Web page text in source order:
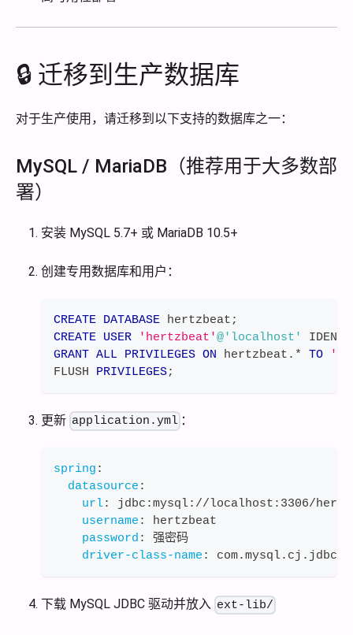
🔒 迁移到生产数据库
对于生产使用，请迁移到以下支持的数据库之一：
MySQL / MariaDB（推荐用于大多数部
署）
安装 MySQL 5.7+ 或 MariaDB 10.5+
创建专用数据库和用户：
CREATE DATABASE hertzbeat ;
CREATE USER 'hertzbeat'@'localhost'
GRANT ALL PRIVILEGES ON hertzbeat . * TO
FLUSH PRIVILEGES;
更新 application.yml ：
spring :
datasource :
url: jdbc :mysql: //localhost : 3306/
username :
hertzbeat
password :
强密码
driver-class-name :
下载 MySQL JDBC 驱动并放入 ext-lib/